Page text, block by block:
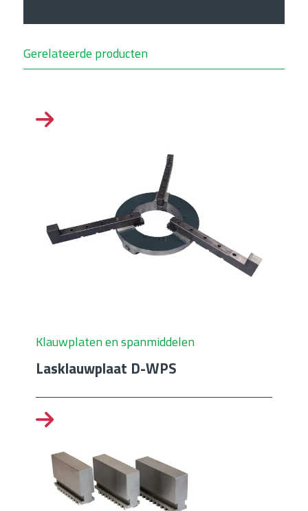
Gerelateerde producten
Klauwplaten en spanmiddelen
Lasklauwplaat D-WPS